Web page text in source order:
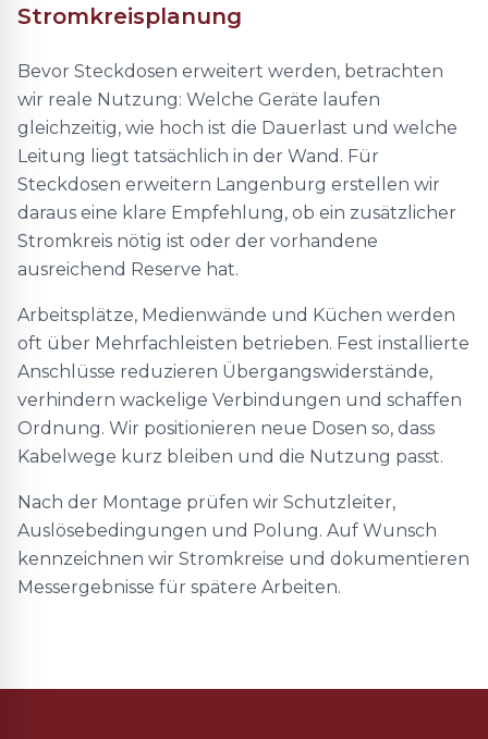
Stromkreisplanung
Bevor Steckdosen erweitert werden, betrachten
wir reale Nutzung: Welche Geräte laufen
gleichzeitig, wie hoch ist die Dauerlast und welche
Leitung liegt tatsächlich in der Wand. Für
Steckdosen erweitern Langenburg erstellen wir
daraus eine klare Empfehlung, ob ein zusätzlicher
Stromkreis nötig ist oder der vorhandene
ausreichend Reserve hat.
Arbeitsplätze, Medienwände und Küchen werden
oft über Mehrfachleisten betrieben. Fest installierte
Anschlüsse reduzieren Übergangswiderstände,
verhindern wackelige Verbindungen und schaffen
Ordnung. Wir positionieren neue Dosen so, dass
Kabelwege kurz bleiben und die Nutzung passt.
Nach der Montage prüfen wir Schutzleiter,
Auslösebedingungen und Polung. Auf Wunsch
kennzeichnen wir Stromkreise und dokumentieren
Messergebnisse für spätere Arbeiten.